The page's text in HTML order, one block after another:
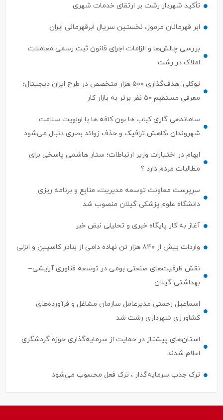
ابر قهرمانان مرموز، نخستین سریال ابرقهرمانی ایران
بررسی چالش‌ها و الزامات اجرای قانون ثبت رسمی معاملات
معرفی مستقیم ۵۰ نفر برتر به بازار کار
ساماندهی گاری کباب ها ،ون کافه ها با اولویت سلامت
شهروندان ،کاهش ترافیک و حذف زوائد بصری دنبال می‌شود
ابهام در اختیارات وزیر ارتباطات؛ ستار هاشمی پاسخی برای
سرپرست معاونت توسعه مدیریت، منابع و برنامه ریزی
آغاز به کار پایگاه خبری و تحلیلی نبض خبر
واردات بیش از ۸۴۰ هزار تن نهاده دامی از بنادر كاسپین و انزلی
نقش ظرفیت‌های صنعتی بومی در توسعه فناوری آرایشی–
بهداشتی گیلان
اسماعیل رحمتی مدیرعامل سازمان مشاغل و فرآورده‌های
استان‌های پیشتاز در حمایت از سرمایه‌گذاری حوزه گردشگری
ترک جذب سرمایه‌گذار ، ترک فعل محسوب می‌شود